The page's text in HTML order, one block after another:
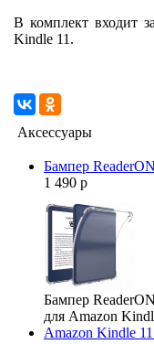
В комплект входит
Kindle 11.
Аксессуары
Бампер
1 490 р
Бампер
для Amazon
Amazon Kindle